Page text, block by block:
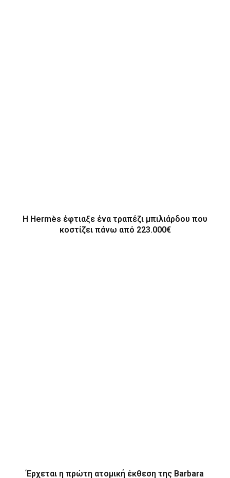
Η Hermès έφτιαξε ένα τραπέζι μπιλιάρδου που
κοστίζει πάνω από 223.000€
Έρχεται η πρώτη ατομική έκθεση της Barbara